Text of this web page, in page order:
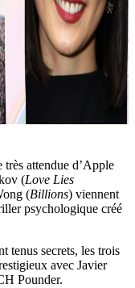
très attendue d’Apple
(Love Lies
(Billions) viennent
psychologique créé
tenus secrets, les trois
avec Javier
Pounder.